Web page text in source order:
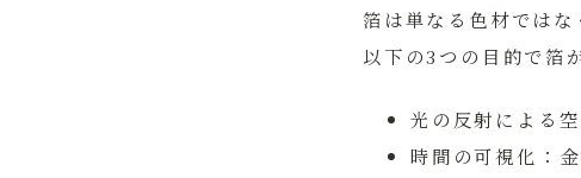
箔は単なる色材ではな
以下の3つの目的で箔
光の反射による空
時間の可視化：